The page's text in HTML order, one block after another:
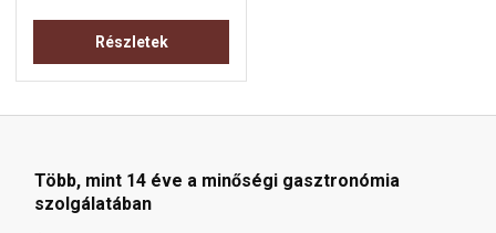
Részletek
Több, mint 14 éve a minőségi gasztronómia
szolgálatában